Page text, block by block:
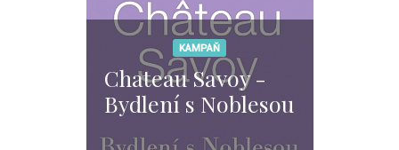
KAMPAŇ
Chateau Savoy -
Bydlení s Noblesou